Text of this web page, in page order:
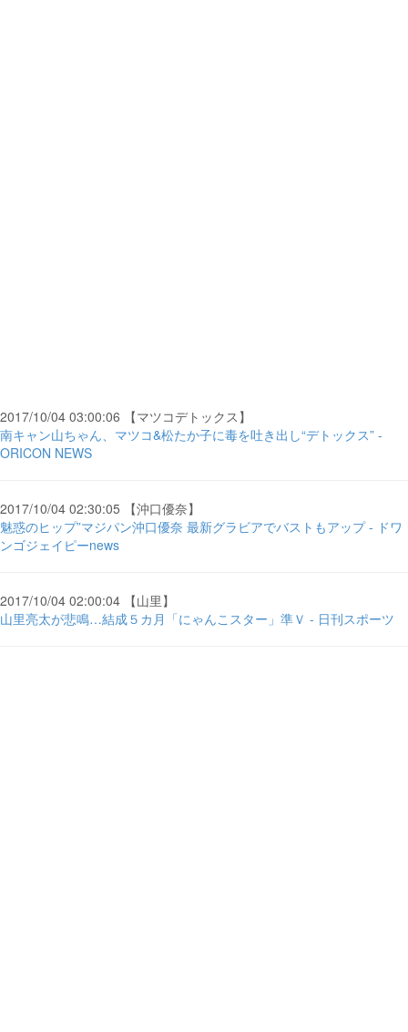
2017/10/04 03:00:06 【マツコデトックス】
南キャン山ちゃん、マツコ&松たか子に毒を吐き出し“デトックス” -
ORICON NEWS
2017/10/04 02:30:05 【沖口優奈】
魅惑のヒップ”マジパン沖口優奈 最新グラビアでバストもアップ - ドワ
ンゴジェイピーnews
2017/10/04 02:00:04 【山里】
山里亮太が悲鳴…結成５カ月「にゃんこスター」準Ｖ - 日刊スポーツ